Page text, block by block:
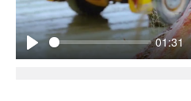
Play
01:31